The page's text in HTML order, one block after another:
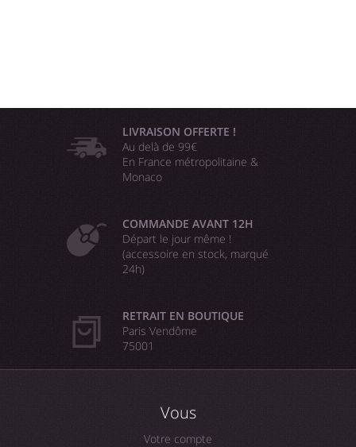
LIVRAISON OFFERTE !
Au delà de 99€
En France métropolitaine &
Monaco
COMMANDE AVANT 12H
Départ le jour même !
(accessoire en stock, marqué
24h)
RETRAIT EN BOUTIQUE
Paris Vendôme
75001
Vous
Votre compte